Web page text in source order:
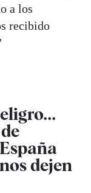
a los
recibido
dejen